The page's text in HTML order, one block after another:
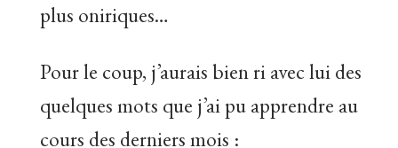
plus oniriques…
Pour le coup, j’aurais bien ri avec lui des
quelques mots que j’ai pu apprendre au
cours des derniers mois :